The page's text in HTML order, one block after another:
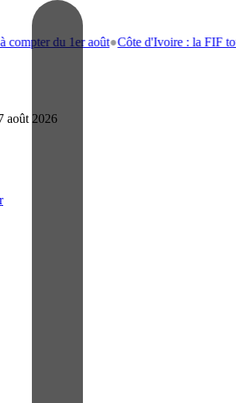
1er août●Côte d'Ivoire : la FIF tourne la
août 2026